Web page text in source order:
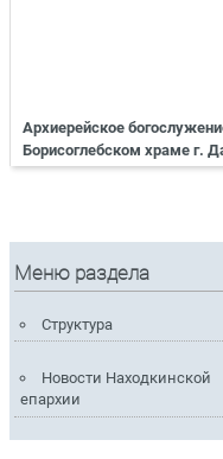
Архиерейское
Борисоглебском храме г.
Меню раздела
Структура
Новости Находкинской
епархии